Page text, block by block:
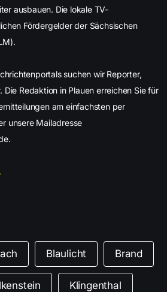
ausbauen. Die lokale TV-
Fördergelder der Sächsischen
suchen wir Reporter,
Redaktion in Plauen erreichen Sie für
am einfachsten per
unsere Mailadresse
Blaulicht Brand
Klingenthal